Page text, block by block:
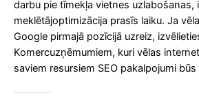
darbu pie tīmekļa vietnes uzlabošanas,
meklētājoptimizācija prasīs laiku. Ja
Google pirmajā pozīcijā uzreiz,
Komercuzņēmumiem, kuri vēlas
saviem resursiem SEO pakalpojumi būs